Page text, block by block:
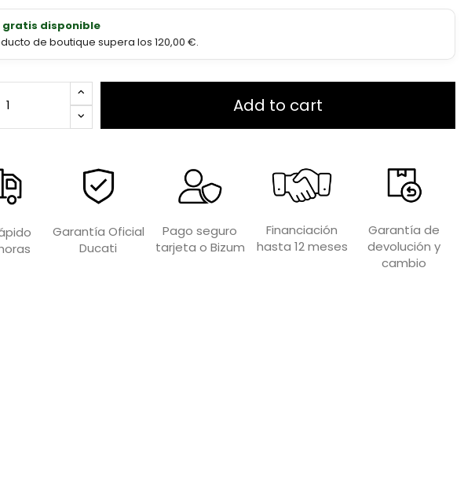
gratis disponible
de boutique supera los 120,00 €.
Add to cart
Garantía Oficial
Ducati
Pago seguro
tarjeta o Bizum
Financiación
hasta 12 meses
Garantía de
devolución y
cambio